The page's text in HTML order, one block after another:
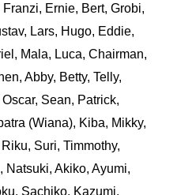
Ernie, Bert, Grobi,
Lars, Hugo, Eddie,
Mala, Luca, Chairman,
Abby, Betty, Telly,
Sean, Patrick,
(Wiana), Kiba, Mikky,
Suri, Timmothy,
Natsuki, Akiko, Ayumi,
Sachiko, Kazumi,